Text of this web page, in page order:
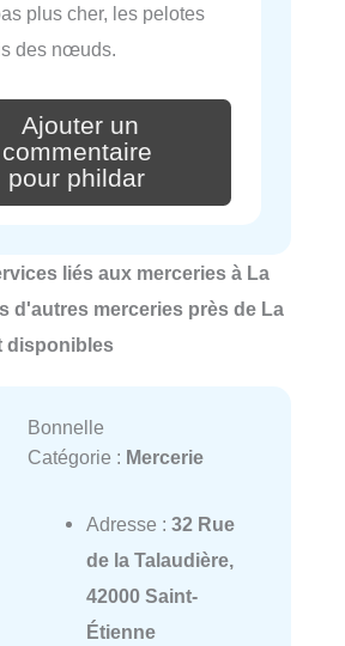
plus cher, les pelotes
des nœuds.
Ajouter un
commentaire
pour phildar
liés aux merceries à La
d'autres merceries près de La
disponibles
Bonnelle
Catégorie : Mercerie
Adresse : 32 Rue
de la Talaudière,
42000 Saint-
Étienne